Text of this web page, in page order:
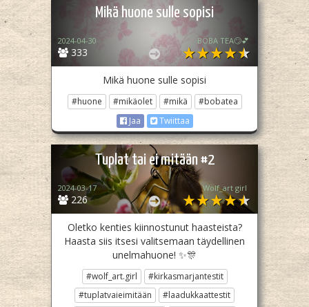
Mikä huone sulle sopisi
333
2024-04-30 BOBA TEA🙄💕
Mikä huone sulle sopisi
#huone #mikäolet #mikä
#bobatea
Jaa
Twiittaa
Tuplat tai ei mitään #2
226
2024-03-17 Wolf_art girl ‎
Oletko kenties kiinnostunut haasteista?
Haasta siis itsesi valitsemaan täydellinen
unelmahuone! ✨️🎊
#wolf_art.girl
#kirkasmarjantestit
#tuplatvaieimitään
#laadukkaattestit